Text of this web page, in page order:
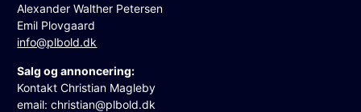
Alexander Walther Petersen
Emil Plovgaard
info@plbold.dk
Salg og annoncering:
Kontakt Christian Magleby
email:christian@plbold.dk